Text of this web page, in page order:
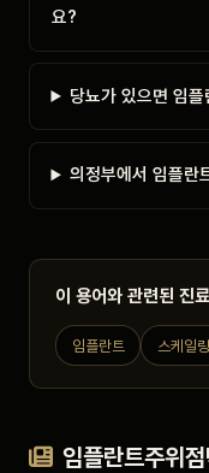
요?
당뇨가 있으면 임
의정부에서 임플란
이 용어와 관련된 진료
임플란트 스케일링
임플란트주위